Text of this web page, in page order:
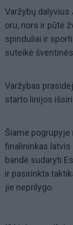
Varžybų dalyvius
oru, nors ir pūtė
spinduliai ir
suteikė
Varžybas
starto linijos
Šiame pogrupyje
finalininkas
bandė sudaryti
ir pasirinkta
jie neprilygo.